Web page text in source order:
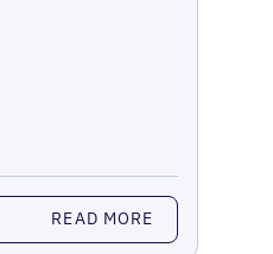
READ MORE